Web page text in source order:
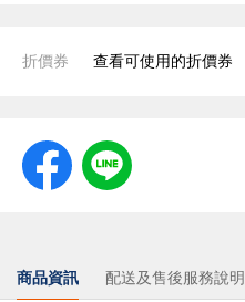
折價券 查看可使用的折價券
商品資訊 配送及售後服務說明